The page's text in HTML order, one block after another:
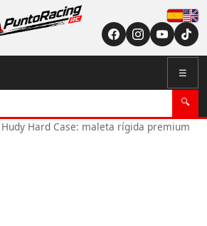
English (US /
☰
🔍
Hudy Hard Case: maleta rígida premium